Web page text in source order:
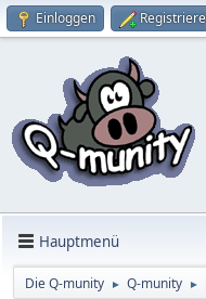
Einloggen
Hauptmenü
Die Q-munity ► Q-munity ►